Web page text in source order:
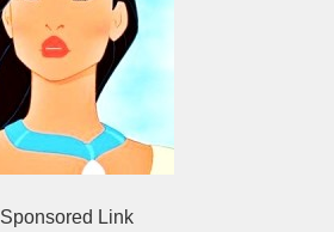
Sponsored Link